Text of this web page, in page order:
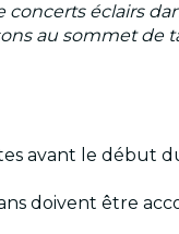
éclairs
au sommet de
avant le début
ans doivent être